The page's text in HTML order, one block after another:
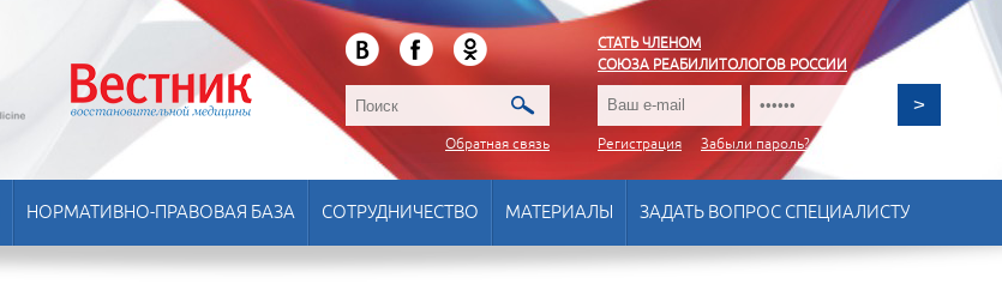
Обратная связь
СТАТЬ ЧЛЕНОМ
СОЮЗА РЕАБИЛИТОЛОГОВ РОССИИ
Регистрация Забыли пароль?
НОРМАТИВНО-ПРАВОВАЯ БАЗА СОТРУДНИЧЕСТВО МАТЕРИАЛЫ ЗАДАТЬ ВОПРОС СПЕЦИАЛИСТУ